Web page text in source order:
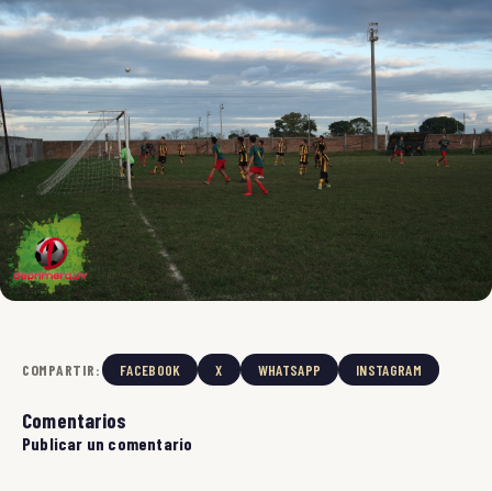
COMPARTIR: FACEBOOK X WHATSAPP INSTAGRAM
Comentarios
Publicar un comentario